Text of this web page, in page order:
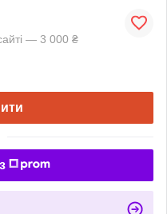
— 3 000 ₴